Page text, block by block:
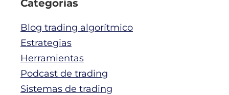
Categorías
Blog trading algorítmico
Estrategias
Herramientas
Podcast de trading
Sistemas de trading